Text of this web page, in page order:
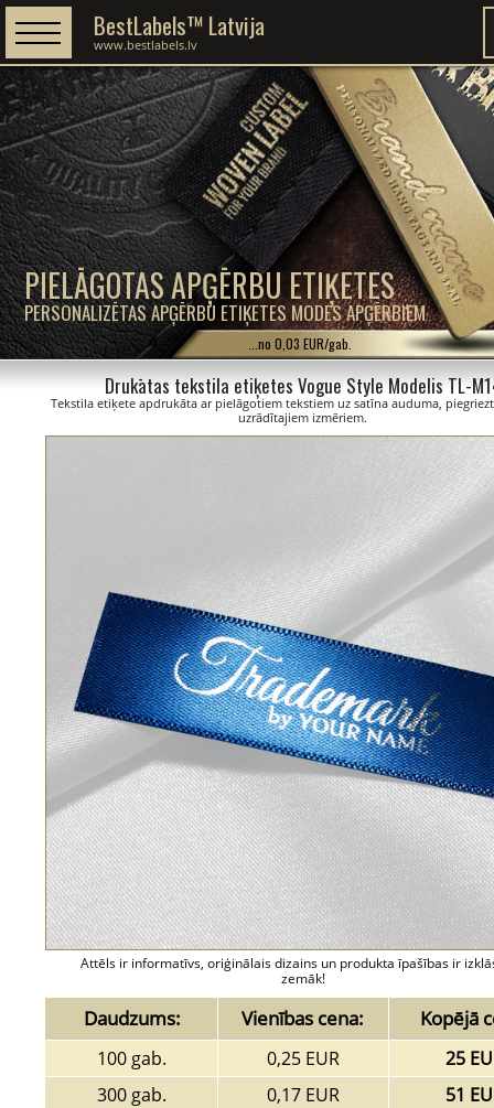
PIELĀGOTAS APĢĒRBU ETIĶETES
PERSONALIZĒTAS APĢĒRBU ETIĶETES MODES APĢĒRBIEM
BestLabels™ Latvija
www.bestlabels.lv
...no 0,03 EUR/gab.
Drukātas tekstila etiķetes Vogue Style Modelis TL-
Tekstila etiķete apdrukāta ar pielāgotiem tekstiem uz satīna auduma,
uzrādītajiem izmēriem.
Attēls ir informatīvs, oriģinālais dizains un produkta īpašības ir
zemāk!
Daudzums: Vienības cena: Kopējā
100 gab. 0,25 EUR
25
300 gab.
0,17 EUR
51